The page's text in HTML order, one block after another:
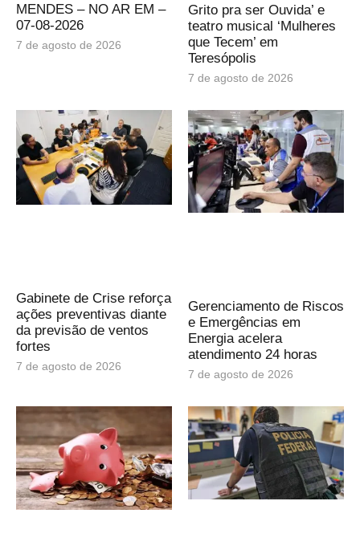
MENDES – NO AR EM –
07-08-2026
7 de agosto de 2026
Grito pra ser Ouvida’ e
teatro musical ‘Mulheres
que Tecem’ em
Teresópolis
7 de agosto de 2026
Gabinete de Crise reforça
ações preventivas diante
da previsão de ventos
fortes
7 de agosto de 2026
Gerenciamento de Riscos
e Emergências em
Energia acelera
atendimento 24 horas
7 de agosto de 2026